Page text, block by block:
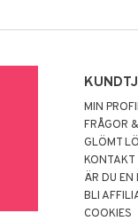
MIN
FRÅGOR
GLÖMT
KONTAKT
ÄR DU EN
BLI
COOKIES